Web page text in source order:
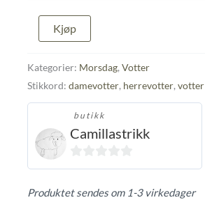
Votter
antall
Kjøp
Kategorier: Morsdag, Votter
Stikkord: damevotter, herrevotter, votter
butikk
Camillastrikk
0
Produktet sendes om 1-3 virkedager